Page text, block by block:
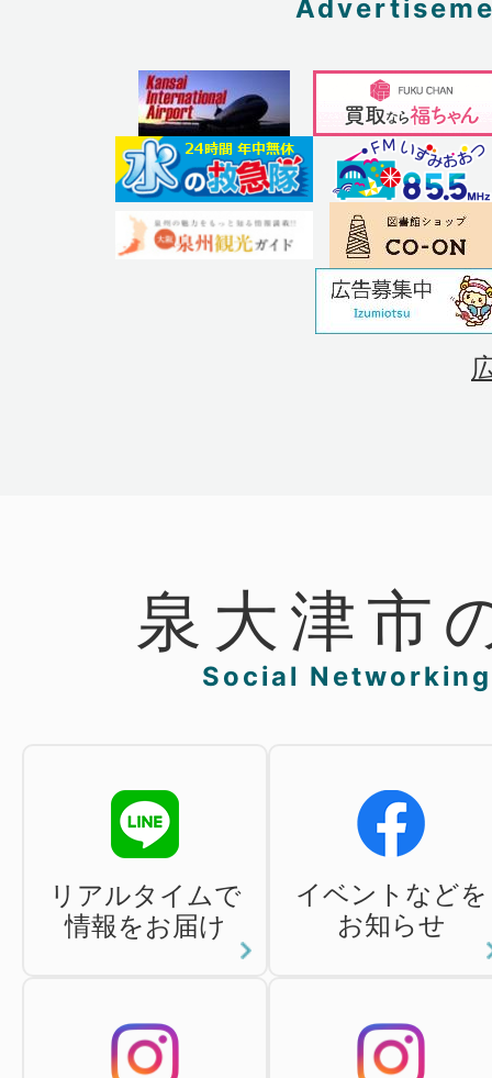
泉大津市
Social
リアルタイムで
情報をお届け
イベントなどを
お知らせ